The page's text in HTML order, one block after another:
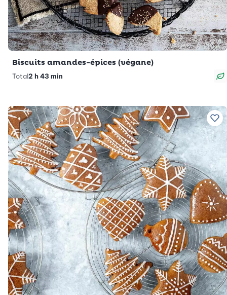
Biscuits amandes-épices (végane)
Total2 h 43 min